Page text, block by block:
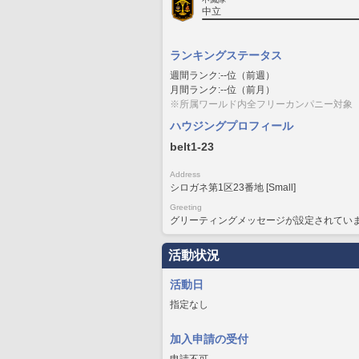
中立
ランキングステータス
週間ランク:--位（前週）
月間ランク:--位（前月）
※所属ワールド内全フリーカンパニー対象
ハウジングプロフィール
belt1-23
Address
シロガネ第1区23番地 [Small]
Greeting
グリーティングメッセージが設定されてい
活動状況
活動日
指定なし
加入申請の受付